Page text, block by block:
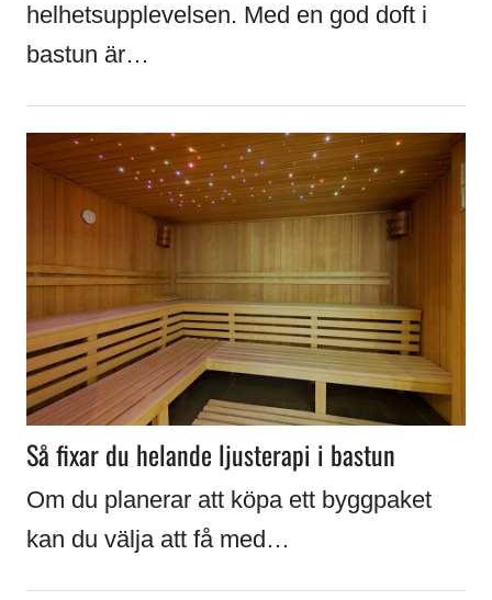
helhetsupplevelsen. Med en god doft i
bastun är…
Så fixar du helande ljusterapi i bastun
Om du planerar att köpa ett byggpaket
kan du välja att få med…